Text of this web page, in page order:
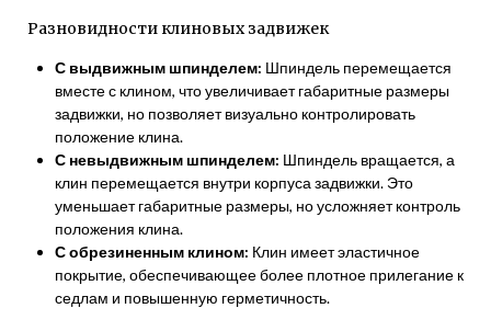
Разновидности клиновых задвижек
С выдвижным шпинделем: Шпиндель перемещается
вместе с клином, что увеличивает габаритные размеры
задвижки, но позволяет визуально контролировать
положение клина.
С невыдвижным шпинделем: Шпиндель вращается, а
клин перемещается внутри корпуса задвижки. Это
уменьшает габаритные размеры, но усложняет контроль
положения клина.
С обрезиненным клином: Клин имеет эластичное
покрытие, обеспечивающее более плотное прилегание к
седлам и повышенную герметичность.